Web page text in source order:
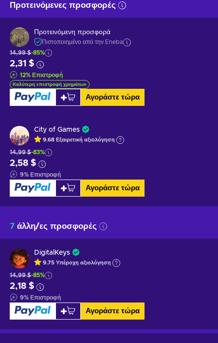
Προτεινόμενες προσφορές
Προτεινόμενη προσφορά
Πιστοποιημένο από την Eneba
14,99 $-85%
2,31 $
12% Επιστροφή
Καλύτερη επιστροφή χρημάτων
Αγοράστε τώρα
City of Games
9.68 Εξαιρετική αξιολόγηση
14,99 $-83%
2,58 $
9% Επιστροφή
Αγοράστε τώρα
7 άλλη/ες προσφορές
DigitalKeys
9.75 Υπέροχη αξιολόγηση
14,99 $-85%
2,18 $
9% Επιστροφή
Αγοράστε τώρα